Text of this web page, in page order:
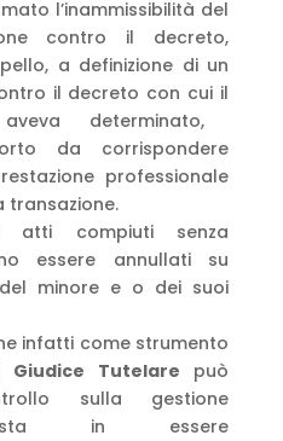
l’inammissibilità del
contro il decreto,
a definizione di un
il decreto con cui il
determinato,
da corrispondere
professionale
transazione.
compiuti senza
essere annullati su
minore e o dei suoi
infatti come strumento
Giudice Tutelare può
sulla gestione
in essere